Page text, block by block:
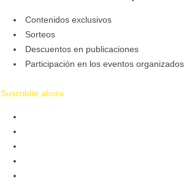
Contenidos exclusivos
Sorteos
Descuentos en publicaciones
Participación en los eventos
Suscribite ahora